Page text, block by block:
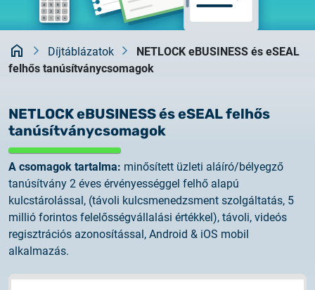
2026.05.27.
érvényességi idejének változása
2026.03.20.
Tájékoztatás algoritmusváltásról
2026.03.06.
Ügyfélkommunikáció
2025.02.26.
KezdőlapDíjtáblázatok
NETLOCK eBUSINESS és eSEAL
felhős tanúsítványcsomagok
NETLOCK eBUSINESS és eSEAL felhős
tanúsítványcsomagok
A csomagok tartalma: minősített üzleti aláíró/bélyegző
tanúsítvány 2 éves érvényességgel felhő alapú
kulcstárolással, (távoli kulcsmenedzsment szolgáltatás, 5
millió forintos felelősségvállalási értékkel), távoli, videós
regisztrációs azonosítással, Android & iOS mobil
alkalmazás.